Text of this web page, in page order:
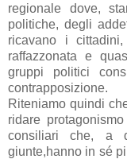
regionale dove,
politiche, degli
ricavano i cittadini,
raffazzonata e
gruppi politici
contrapposizione.
Riteniamo quindi
ridare
consiliari che, a
giunte,hanno in sé